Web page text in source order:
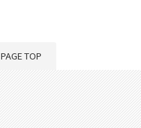
PAGE TOP